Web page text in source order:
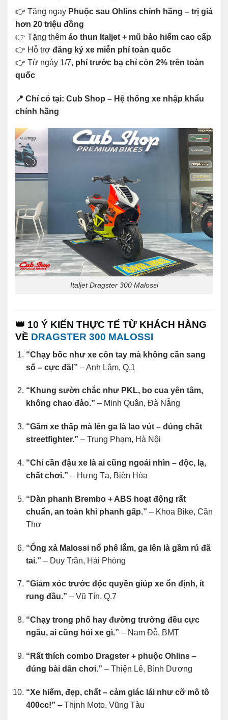
👉 Tặng ngay Phuộc sau Ohlins chính hãng – trị giá
hơn 20 triệu đồng
👉 Tặng thêm áo thun Italjet + mũ bảo hiểm cao cấp
👉 Hỗ trợ đăng ký xe miễn phí toàn quốc
👉 Từ ngày 1/7, phí trước bạ chỉ còn 2% trên toàn
quốc
📍 Chỉ có tại: Cub Shop – Hệ thống xe nhập khẩu
chính hãng
Italjet Dragster 300 Malossi
👑 10 Ý KIẾN THỰC TẾ TỪ KHÁCH HÀNG
VỀ DRAGSTER 300 MALOSSI
“Chạy bốc như xe côn tay mà không cần sang
số – cực đã!” – Anh Lâm, Q.1
“Khung sườn chắc như PKL, bo cua yên tâm,
không chao đảo.” – Minh Quân, Đà Nẵng
“Gầm xe thấp mà lên ga là lao vút – đúng chất
streetfighter.” – Trung Phạm, Hà Nội
“Chỉ cần đậu xe là ai cũng ngoái nhìn – độc, lạ,
chất chơi.” – Hưng Tạ, Biên Hòa
“Dàn phanh Brembo + ABS hoạt động rất
chuẩn, an toàn khi phanh gấp.” – Khoa Bike, Cần
Thơ
“Ống xả Malossi nổ phê lắm, ga lên là gầm rú đã
tai.” – Duy Trần, Hải Phòng
“Giảm xóc trước độc quyền giúp xe ổn định, ít
rung đầu.” – Vũ Tín, Q.7
“Chạy trong phố hay đường trường đều cực
ngầu, ai cũng hỏi xe gì.” – Nam Đỗ, BMT
“Rất thích combo Dragster + phuộc Ohlins –
đúng bài dân chơi.” – Thiện Lê, Bình Dương
“Xe hiếm, đẹp, chất – cảm giác lái như cỡ mô tô
400cc!” – Thịnh Moto, Vũng Tàu